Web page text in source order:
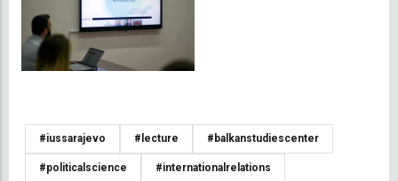
#iussarajevo #lecture #balkanstudiescenter
#politicalscience #internationalrelations